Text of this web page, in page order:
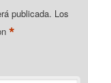
publicada. Los
*